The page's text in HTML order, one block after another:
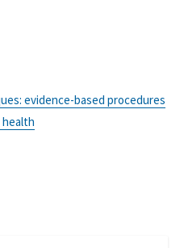
evidence-based procedures